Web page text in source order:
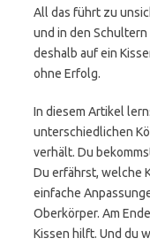
All das führt zu
und in den
deshalb auf ein
ohne Erfolg.
In diesem Artikel
unterschiedlichen
verhält. Du
Du erfährst, welche
einfache
Oberkörper. Am
Kissen hilft. Und du